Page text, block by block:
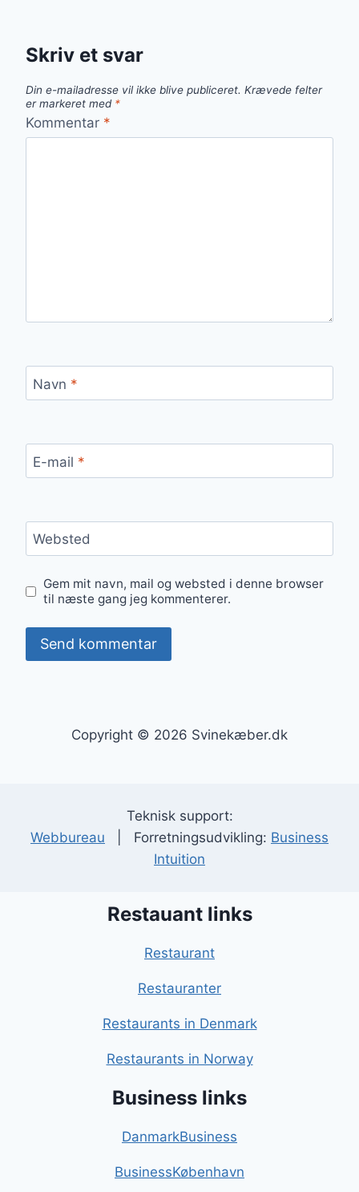
Skriv et svar
Din e-mailadresse vil ikke blive publiceret. Krævede felter
er markeret med *
Kommentar *
Navn *
E-mail *
Websted
Gem mit navn, mail og websted i denne browser
til næste gang jeg kommenterer.
Copyright © 2026 Svinekæber.dk
Teknisk support:
Webbureau | Forretningsudvikling: Business
Intuition
Restauant links
Restaurant
Restauranter
Restaurants in Denmark
Restaurants in Norway
Business links
DanmarkBusiness
BusinessKøbenhavn